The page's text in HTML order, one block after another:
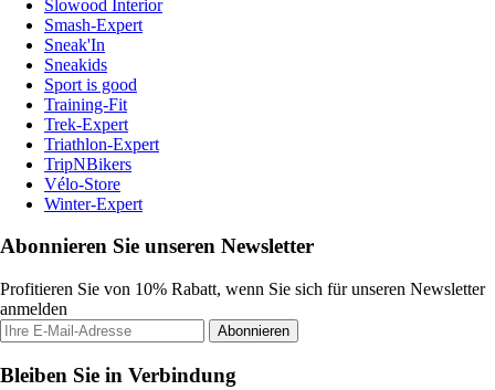
Slowood Interior
Smash-Expert
Sneak'In
Sneakids
Sport is good
Training-Fit
Trek-Expert
Triathlon-Expert
TripNBikers
Vélo-Store
Winter-Expert
Abonnieren Sie unseren Newsletter
Profitieren Sie von 10% Rabatt, wenn Sie sich für unseren Newsletter
anmelden
Abonnieren
Bleiben Sie in Verbindung